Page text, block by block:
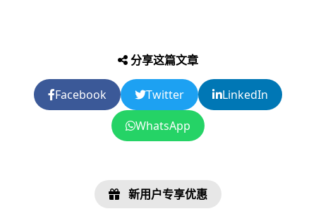
分享这篇文章
Facebook Twitter
LinkedIn
WhatsApp
新用户专享优惠